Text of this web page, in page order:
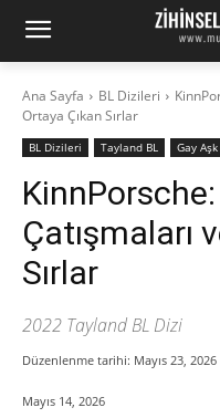
Ana Sayfa BL Dizileri
Ortaya Çıkan Sırlar
BL Dizileri Tayland BL Gay Aşk
Çatışmaları
Sırlar
2022 Tayland BL Dizi
Düzenlenme tarihi: Mayıs 23, 2026
Mayıs 14, 2026